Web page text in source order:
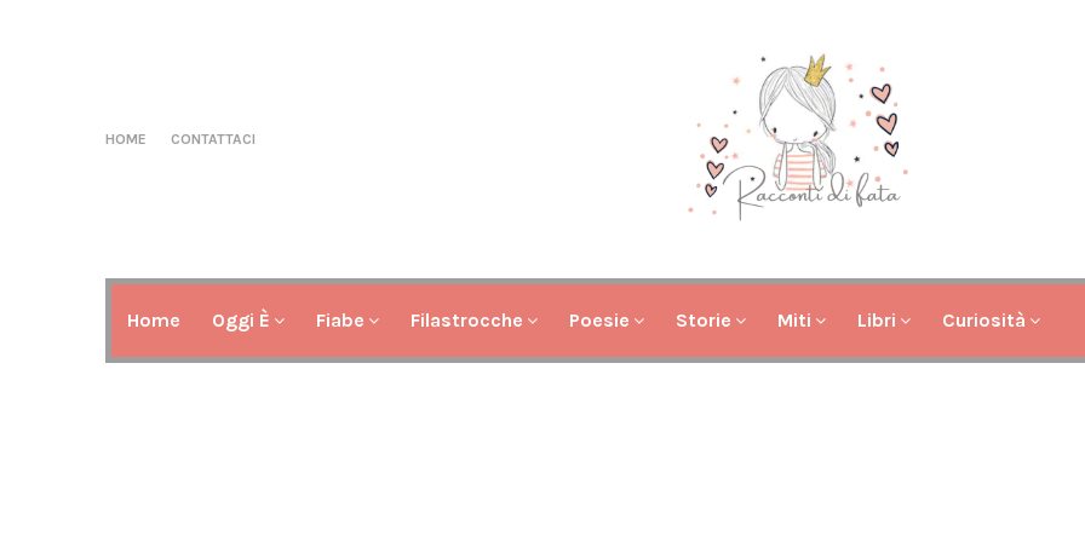
HOME CONTATTACI
Home Oggi È Fiabe Filastrocche Poesie Storie Miti Libri Curiosità